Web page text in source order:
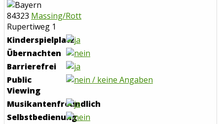
84323 Massing/Rott
Rupertiweg 1
Kinderspielplatz
Übernachten
Barrierefrei
Public
Viewing
Musikantenfreundlich
Selbstbedienung